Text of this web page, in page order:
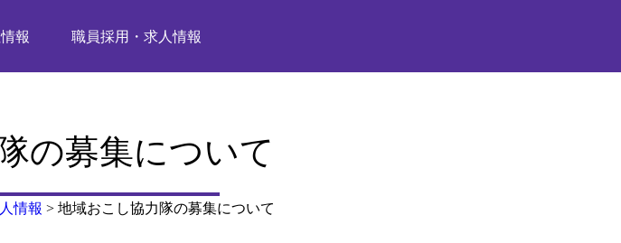
報 職員採用・求人情報
の募集について
情報 > 地域おこし協力隊の募集について